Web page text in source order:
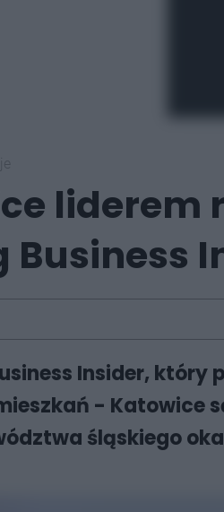
liderem
Business
Insider, który
- Katowice
śląskiego